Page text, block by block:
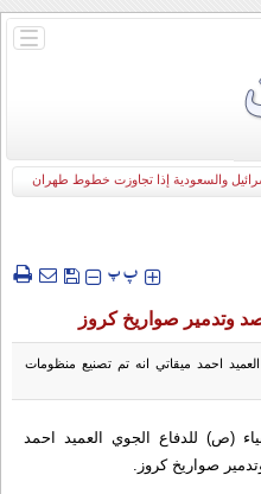
باز
والسعودية إذا تجاوزت خطوط طهران
‍‍‍ پپ
وتدمير صواريخ كروز
احمد ميقاتي انه تم تصنيع منظومات
(ص) للدفاع الجوي العميد احمد
صواريخ كروز.